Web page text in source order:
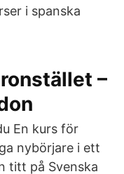
i spanska
–
En kurs för
nybörjare i ett
titt på Svenska